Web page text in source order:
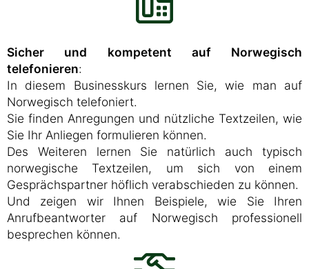
Sicher und kompetent auf Norwegisch
telefonieren:
In diesem Businesskurs lernen Sie, wie man auf
Norwegisch telefoniert.
Sie finden Anregungen und nützliche Textzeilen, wie
Sie Ihr Anliegen formulieren können.
Des Weiteren lernen Sie natürlich auch typisch
norwegische Textzeilen, um sich von einem
Gesprächspartner höflich verabschieden zu können.
Und zeigen wir Ihnen Beispiele, wie Sie Ihren
Anrufbeantworter auf Norwegisch professionell
besprechen können.